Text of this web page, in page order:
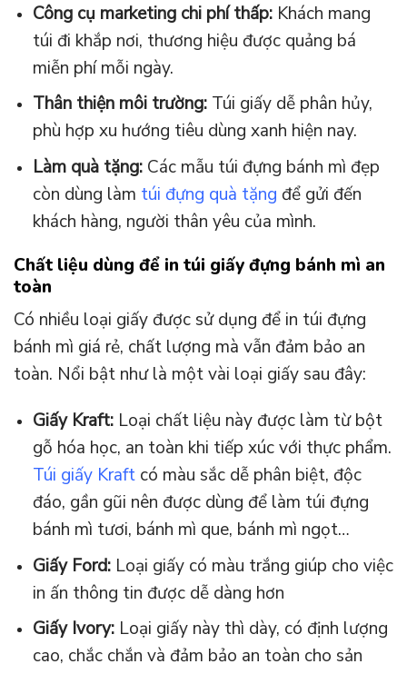
Công cụ marketing chi phí thấp:Khách mang
túi đi khắp nơi, thương hiệu được quảng bá
miễn phí mỗi ngày.
Thân thiện môi trường:Túi giấy dễ phân hủy,
phù hợp xu hướng tiêu dùng xanh hiện nay.
Làm quà tặng:Các mẫu túi đựng bánh mì đẹp
còn dùng làm túi đựng quà tặng để gửi đến
khách hàng, người thân yêu của mình.
Chất liệu dùng để in túi giấy đựng bánh mì an
toàn
Có nhiều loại giấy được sử dụng để in túi đựng
bánh mì giá rẻ, chất lượng mà vẫn đảm bảo an
toàn. Nổi bật như là một vài loại giấy sau đây:
Giấy Kraft:Loại chất liệu này được làm từ bột
gỗ hóa học, an toàn khi tiếp xúc với thực phẩm.
Túi giấy Kraftcó màu sắc dễ phân biệt, độc
đáo, gần gũi nên được dùng để làm túi đựng
bánh mì tươi, bánh mì que, bánh mì ngọt…
Giấy Ford:Loại giấy có màu trắng giúp cho việc
in ấn thông tin được dễ dàng hơn
Giấy Ivory:Loại giấy này thì dày, có định lượng
cao, chắc chắn và đảm bảo an toàn cho sản